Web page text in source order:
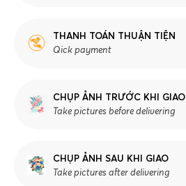
THANH TOÁN THUẬN TIỆN
Qick payment
CHỤP ẢNH TRƯỚC KHI GIAO
Take pictures before delivering
CHỤP ẢNH SAU KHI GIAO
Take pictures after delivering